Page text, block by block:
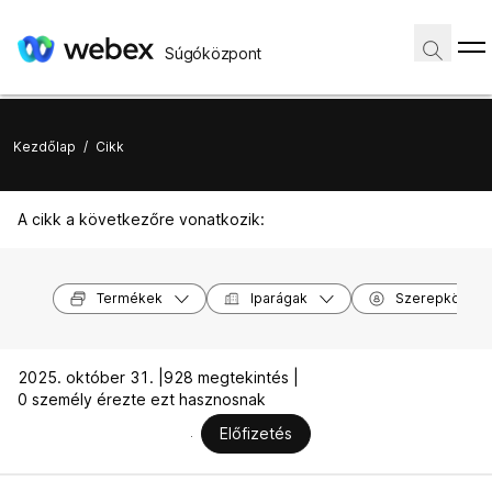
Súgóközpont
Kezdőlap / Cikk
A cikk a következőre vonatkozik:
Termékek Iparágak Szerepkörök
2025. október 31. | 928 megtekintés |
0 személy érezte ezt hasznosnak
Előfizetés